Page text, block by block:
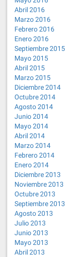
Abril 2016
Marzo 2016
Febrero 2016
Enero 2016
Septiembre 2015
Mayo 2015
Abril 2015
Marzo 2015
Diciembre 2014
Octubre 2014
Agosto 2014
Junio 2014
Mayo 2014
Abril 2014
Marzo 2014
Febrero 2014
Enero 2014
Diciembre 2013
Noviembre 2013
Octubre 2013
Septiembre 2013
Agosto 2013
Julio 2013
Junio 2013
Mayo 2013
Abril 2013